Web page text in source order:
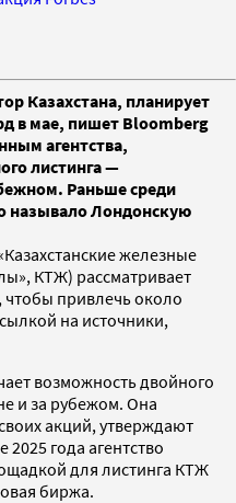
Казахстана, планирует
в мае, пишет Bloomberg
агентства,
листинга —
Раньше среди
называло Лондонскую
железные
КТЖ) рассматривает
чтобы привлечь около
на источники,
возможность двойного
и за рубежом. Она
акций, утверждают
года агентство
для листинга КТЖ
биржа.